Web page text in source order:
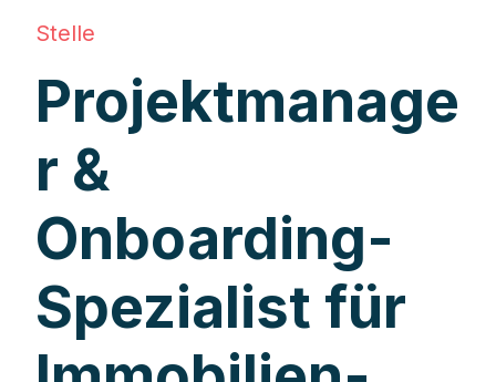
Stelle
Projektmanage
r &
Onboarding-
Spezialist für